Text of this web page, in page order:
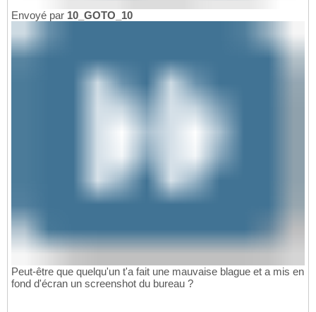
Envoyé par 10_GOTO_10
Peut-être que quelqu'un t'a fait une mauvaise blague et a mis en
fond d'écran un screenshot du bureau ?